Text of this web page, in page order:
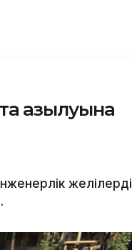
қазылуына
желілерді